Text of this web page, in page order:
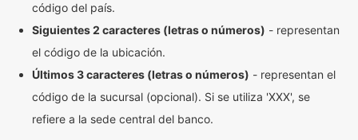
código del país.
Siguientes 2 caracteres (letras o números) - representan
el código de la ubicación.
Últimos 3 caracteres (letras o números) - representan el
código de la sucursal (opcional). Si se utiliza 'XXX', se
refiere a la sede central del banco.